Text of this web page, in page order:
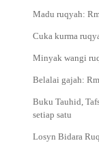
Madu ruqyah:
Cuka kurma
Minyak wangi
Belalai gajah:
Buku Tauhid,
setiap satu
Losyn Bidara